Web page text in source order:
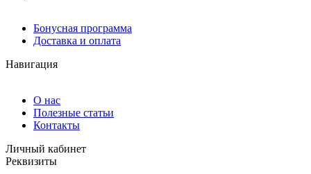
Бонусная программа
Доставка и оплата
Навигация
О нас
Полезные статьи
Контакты
Личный кабинет
Реквизиты